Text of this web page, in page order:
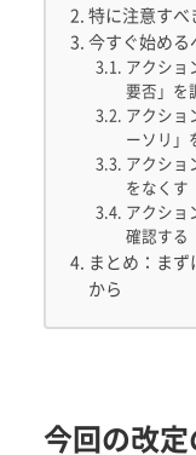
特に注意すべ
今すぐ始める
アクショ
要否」を
アクショ
ーソリ」
アクショ
をなくす
アクショ
確認する
まとめ：まず
から
今回の改定